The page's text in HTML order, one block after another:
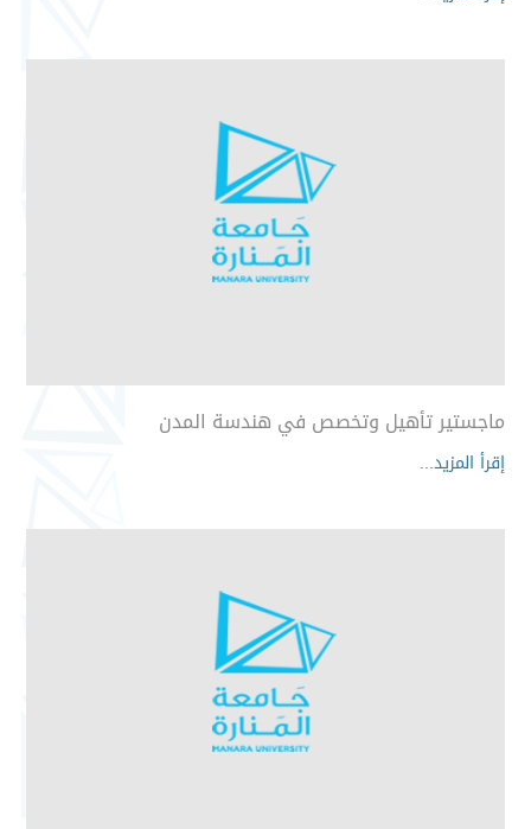
ماجستير تأهيل وتخصص في هندسة المدن
إقرأ المزيد...